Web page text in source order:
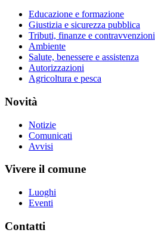
Educazione e formazione
Giustizia e sicurezza pubblica
Tributi, finanze e contravvenzioni
Ambiente
Salute, benessere e assistenza
Autorizzazioni
Agricoltura e pesca
Novità
Notizie
Comunicati
Avvisi
Vivere il comune
Luoghi
Eventi
Contatti